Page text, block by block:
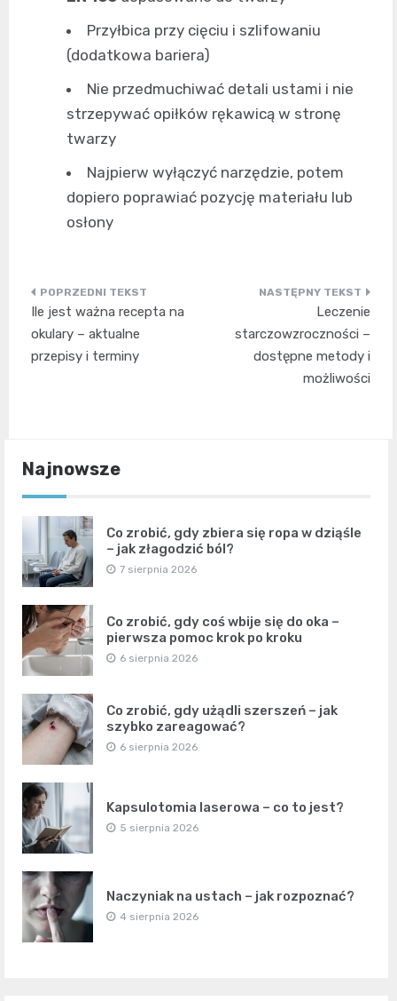
Przyłbica przy cięciu i szlifowaniu
(dodatkowa bariera)
Nie przedmuchiwać detali ustami i nie
strzepywać opiłków rękawicą w stronę
twarzy
Najpierw wyłączyć narzędzie, potem
dopiero poprawiać pozycję materiału lub
osłony
Nawigacja
wpisu
Ile jest ważna recepta na
okulary – aktualne
przepisy i terminy
Leczenie
starczowzroczności –
dostępne metody i
możliwości
Najnowsze
Co zrobić, gdy zbiera się ropa w dziąśle
– jak złagodzić ból?
7 sierpnia 2026
Co zrobić, gdy coś wbije się do oka –
pierwsza pomoc krok po kroku
6 sierpnia 2026
Co zrobić, gdy użądli szerszeń – jak
szybko zareagować?
6 sierpnia 2026
Kapsulotomia laserowa – co to jest?
5 sierpnia 2026
Naczyniak na ustach – jak rozpoznać?
4 sierpnia 2026